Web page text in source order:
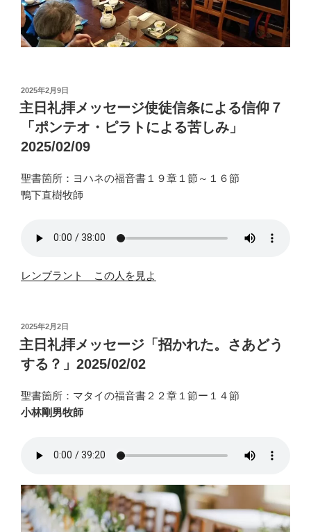
投
稿
日:
2025年2月9日
主日礼拝メッセージ使徒信条による信仰７
「ポンテオ・ピラトによる苦しみ」
2025/02/09
聖書箇所：ヨハネの福音書１９章１節～１６節
鴨下直樹牧師
レンブラント この人を見よ
投
稿
日:
2025年2月2日
主日礼拝メッセージ「招かれた。さあどう
する？」2025/02/02
聖書箇所：マタイの福音書２２章１節ー１４節
小林剛男牧師